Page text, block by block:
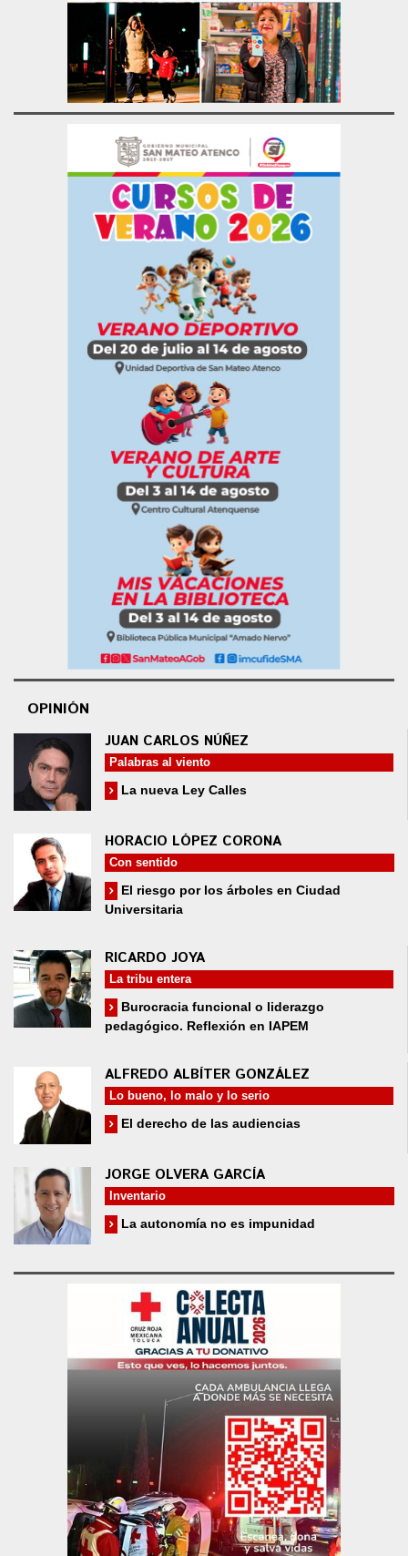
OPINIÓN
JUAN CARLOS NÚÑEZ
Palabras al viento
La nueva Ley Calles
HORACIO LÓPEZ CORONA
Con sentido
El riesgo por los árboles en Ciudad
Universitaria
RICARDO JOYA
La tribu entera
Burocracia funcional o liderazgo
pedagógico. Reflexión en IAPEM
ALFREDO ALBÍTER GONZÁLEZ
Lo bueno, lo malo y lo serio
El derecho de las audiencias
JORGE OLVERA GARCÍA
Inventario
La autonomía no es impunidad